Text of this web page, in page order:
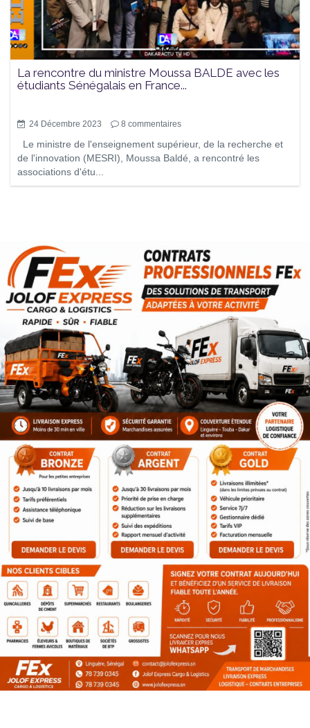
La rencontre du ministre Moussa BALDE avec les
étudiants Sénégalais en France...
24 Décembre 2023 8 commentaires
Le ministre de l'enseignement supérieur, de la recherche et
de l'innovation (MESRI), Moussa Baldé, a rencontré les
associations d'étu...